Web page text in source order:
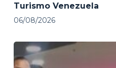
Turismo Venezuela
06/08/2026